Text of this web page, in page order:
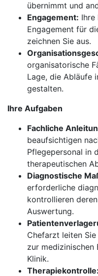
übernimmt und
Engagement:
Engagement für
zeichnen Sie aus.
organisatorische
Lage, die Abläufe
gestalten.
Ihre Aufgaben
Fachliche
beaufsichtigen
Pflegepersonal in
therapeutischen
Diagnostische
erforderliche
kontrollieren
Auswertung.
Chefarzt leiten
zur medizinischen
Klinik.
Therapiekontrolle: